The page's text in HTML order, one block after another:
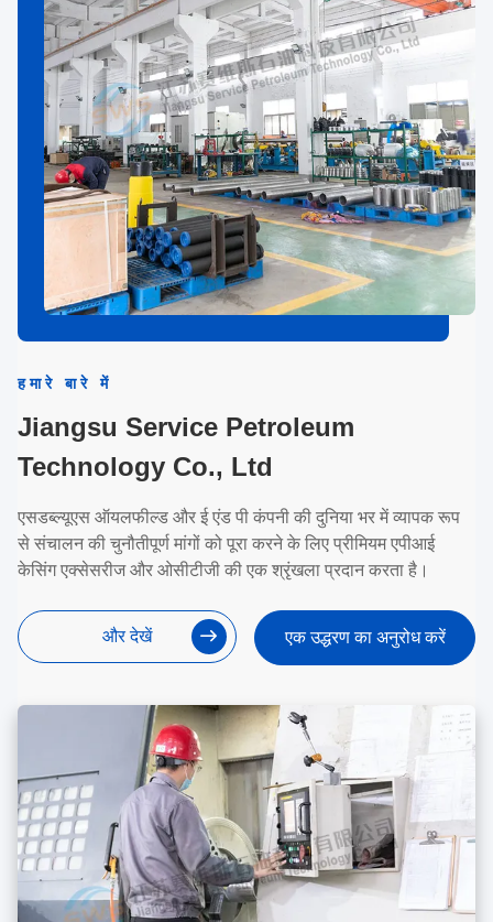
हमारे बारे में
Jiangsu Service Petroleum
Technology Co., Ltd
एसडब्ल्यूएस ऑयलफील्ड और ई एंड पी कंपनी की दुनिया भर में व्यापक रूप
से संचालन की चुनौतीपूर्ण मांगों को पूरा करने के लिए प्रीमियम एपीआई
केसिंग एक्सेसरीज और ओसीटीजी की एक श्रृंखला प्रदान करता है।
और देखें एक उद्धरण का अनुरोध करें